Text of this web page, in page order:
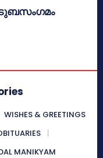
WISHES & GREETINGS
MANIKYAM